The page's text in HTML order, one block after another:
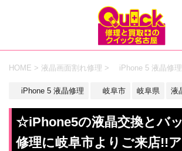
HOME > 液晶画面割れ修理 > iPhone 5 液晶修理
iPhone 5 液晶修理 岐阜市 岐阜県 液
☆iPhone5の液晶交換とバ
修理に岐阜市よりご来店!!